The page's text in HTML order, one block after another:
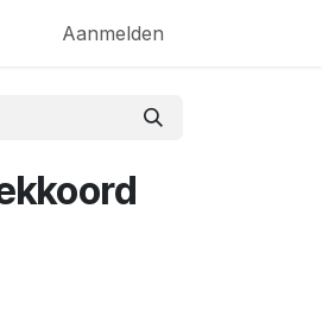
Aanmelden